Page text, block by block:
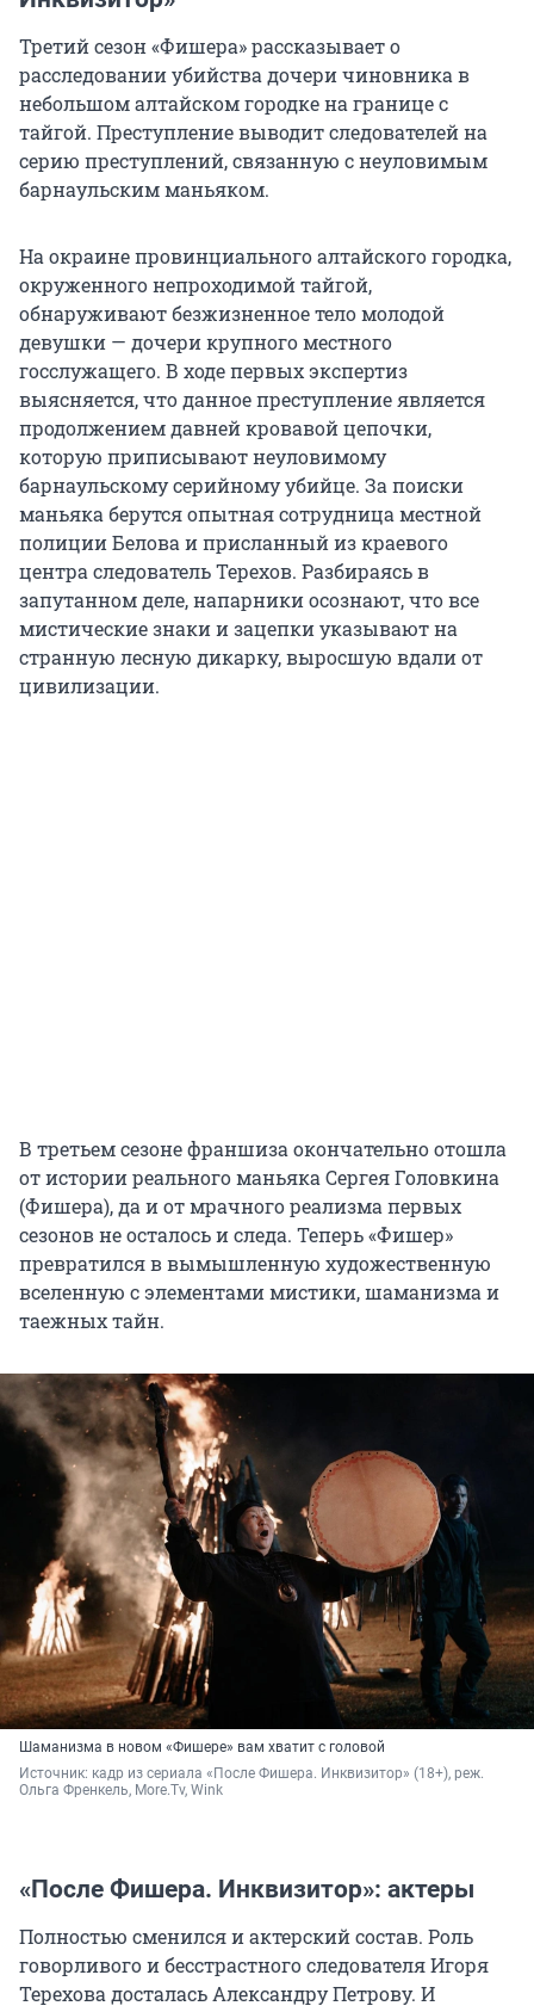
Третий сезон «Фишера» рассказывает о
расследовании убийства дочери чиновника в
небольшом алтайском городке на границе с
тайгой. Преступление выводит следователей на
серию преступлений, связанную с неуловимым
барнаульским маньяком.
На окраине провинциального алтайского городка,
окруженного непроходимой тайгой,
обнаруживают безжизненное тело молодой
девушки — дочери крупного местного
госслужащего. В ходе первых экспертиз
выясняется, что данное преступление является
продолжением давней кровавой цепочки,
которую приписывают неуловимому
барнаульскому серийному убийце. За поиски
маньяка берутся опытная сотрудница местной
полиции Белова и присланный из краевого
центра следователь Терехов. Разбираясь в
запутанном деле, напарники осознают, что все
мистические знаки и зацепки указывают на
странную лесную дикарку, выросшую вдали от
цивилизации.
В третьем сезоне франшиза окончательно отошла
от истории реального маньяка Сергея Головкина
(Фишера), да и от мрачного реализма первых
сезонов не осталось и следа. Теперь «Фишер»
превратился в вымышленную художественную
вселенную с элементами мистики, шаманизма и
таежных тайн.
Шаманизма в новом «Фишере» вам хватит с головой
Источник: кадр из сериала «После Фишера. Инквизитор» (18+), реж.
Ольга Френкель, More.Tv, Wink
«После Фишера. Инквизитор»: актеры
Полностью сменился и актерский состав. Роль
говорливого и бесстрастного следователя Игоря
Терехова досталась Александру Петрову. И